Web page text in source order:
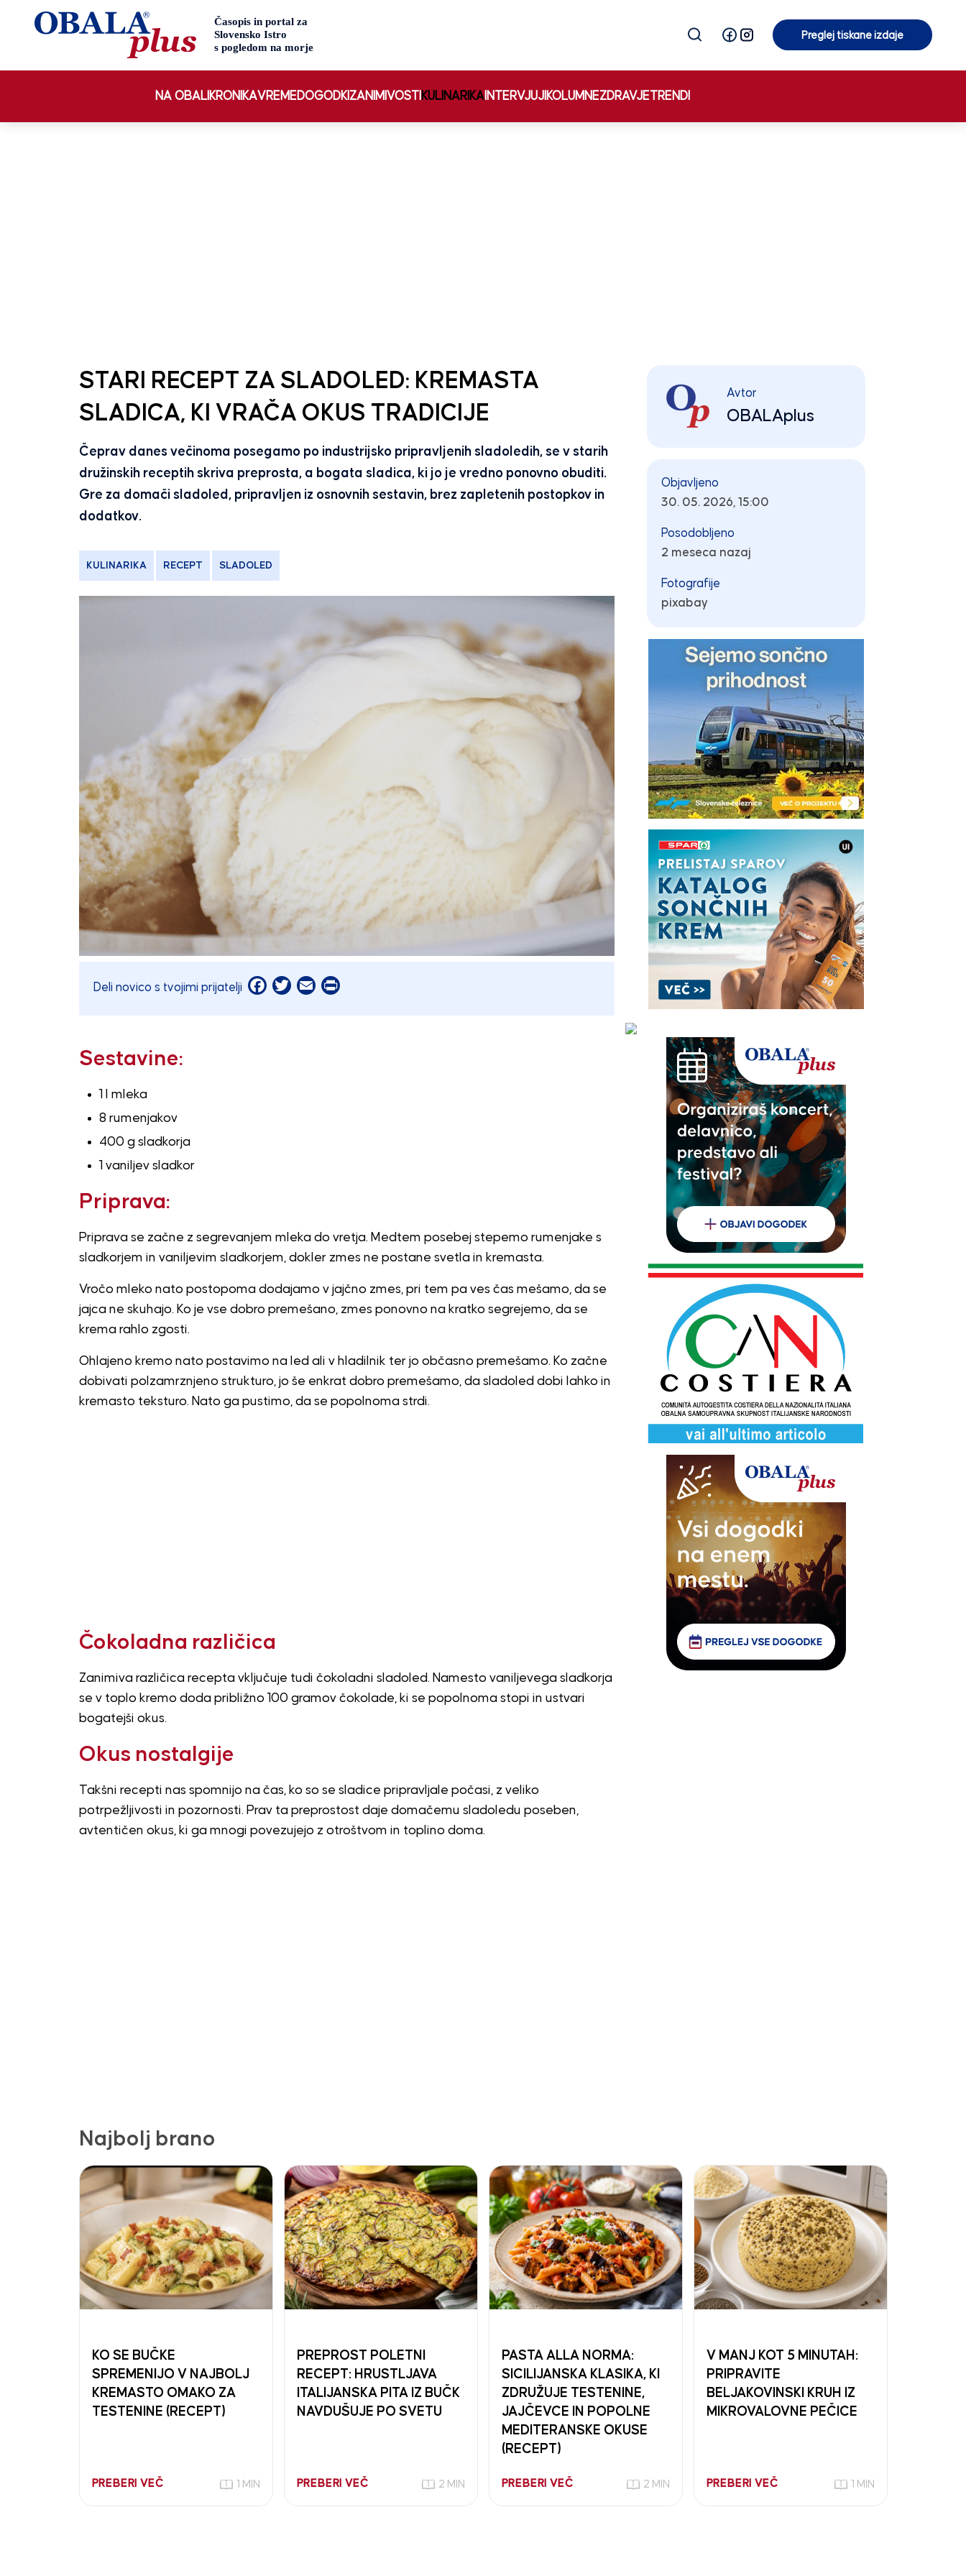
Preglej tiskane izdaje
NA OBALI KRONIKAVREMEDOGODKIZANIMIVOSTI KULINARIKA INTERVJUJI KOLUMNEZDRAVJETRENDI
STARI RECEPT ZA SLADOLED: KREMASTA
SLADICA, KI VRAČA OKUS TRADICIJE
Čeprav danes večinoma posegamo po industrijsko pripravljenih sladoledih, se v starih
družinskih receptih skriva preprosta, a bogata sladica, ki jo je vredno ponovno obuditi.
Gre za domači sladoled, pripravljen iz osnovnih sestavin, brez zapletenih postopkov in
dodatkov.
KULINARIKA RECEPT SLADOLED
Deli novico s tvojimi prijatelji Facebook
Twitter
EmailPrint
Sestavine:
1 l mleka
8 rumenjakov
400 g sladkorja
1 vaniljev sladkor
Priprava:
Priprava se začne z segrevanjem mleka do vretja. Medtem posebej stepemo rumenjake s
sladkorjem in vaniljevim sladkorjem, dokler zmes ne postane svetla in kremasta.
Vročo mleko nato postopoma dodajamo v jajčno zmes, pri tem pa ves čas mešamo, da se
jajca ne skuhajo. Ko je vse dobro premešano, zmes ponovno na kratko segrejemo, da se
krema rahlo zgosti.
Ohlajeno kremo nato postavimo na led ali v hladilnik ter jo občasno premešamo. Ko začne
dobivati polzamrznjeno strukturo, jo še enkrat dobro premešamo, da sladoled dobi lahko in
kremasto teksturo. Nato ga pustimo, da se popolnoma strdi.
Čokoladna različica
Zanimiva različica recepta vključuje tudi čokoladni sladoled. Namesto vaniljevega sladkorja
se v toplo kremo doda približno 100 gramov čokolade, ki se popolnoma stopi in ustvari
bogatejši okus.
Okus nostalgije
Takšni recepti nas spomnijo na čas, ko so se sladice pripravljale počasi, z veliko
potrpežljivosti in pozornosti. Prav ta preprostost daje domačemu sladoledu poseben,
avtentičen okus, ki ga mnogi povezujejo z otroštvom in toplino doma.
Avtor
OBALAplus
Objavljeno
30. 05. 2026, 15:00
Posodobljeno
2 meseca nazaj
Fotografije
pixabay
Najbolj brano
KO SE BUČKE
SPREMENIJO V NAJBOLJ
KREMASTO OMAKO ZA
TESTENINE (RECEPT)
PREBERI VEČ 1 MIN
PREPROST POLETNI
RECEPT: HRUSTLJAVA
ITALIJANSKA PITA IZ BUČK
NAVDUŠUJE PO SVETU
PREBERI VEČ 2 MIN
PASTA ALLA NORMA:
SICILIJANSKA KLASIKA, KI
ZDRUŽUJE TESTENINE,
JAJČEVCE IN POPOLNE
MEDITERANSKE OKUSE
(RECEPT)
PREBERI VEČ 2 MIN
V MANJ KOT 5 MINUTAH:
PRIPRAVITE
BELJAKOVINSKI KRUH IZ
MIKROVALOVNE PEČICE
PREBERI VEČ 1 MIN